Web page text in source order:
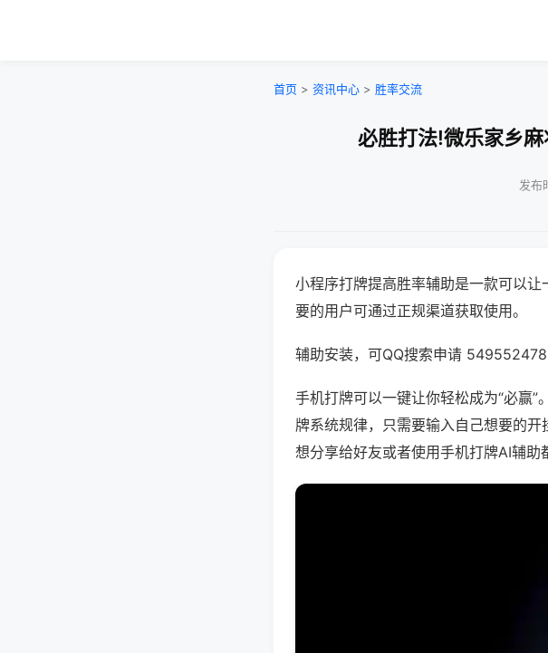
首页 > 资讯中心 > 胜率交流
必胜打法!微乐家乡
发布
小程序打牌提高胜率辅助是一款可以
要的用户可通过正规渠道获取使用。
辅助安装，可QQ搜索申请
手机打牌可以一键让你轻松成为“必赢
牌系统规律，只需要输入自己想要的
想分享给好友或者使用手机打牌AI辅助